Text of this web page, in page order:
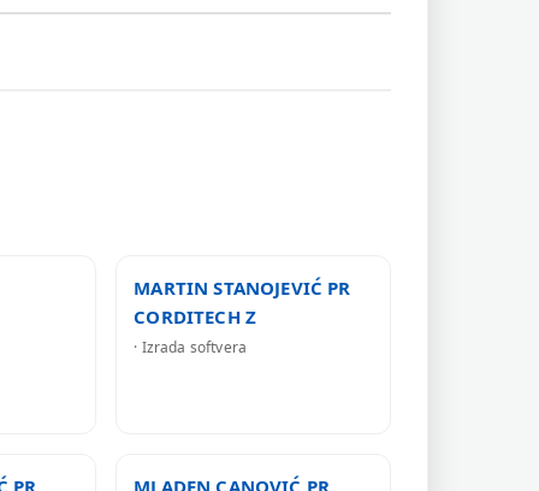
MARTIN STANOJEVIĆ PR
CORDITECH Z
· Izrada softvera
PR
MLADEN CANOVIĆ PR